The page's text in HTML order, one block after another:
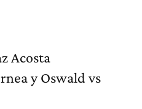
Acosta
y Oswald vs